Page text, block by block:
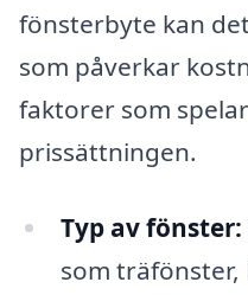
fönsterbyte kan
som påverkar
faktorer som
prissättningen.
Typ av fönster:
som träfönster,